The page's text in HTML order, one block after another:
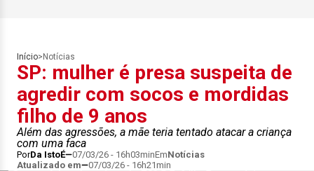
Início> Notícias
SP: mulher é presa suspeita de
agredir com socos e mordidas
filho de 9 anos
Além das agressões, a mãe teria tentado atacar a criança
com uma faca
PorDa IstoÉ 07/03/26 - 16h03minEmNotícias
Atualizado em
07/03/26 - 16h21min